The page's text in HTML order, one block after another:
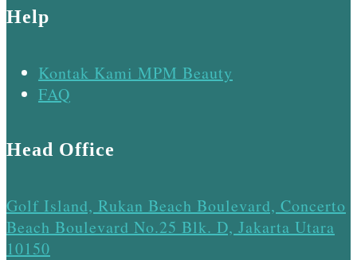
Help
Kontak Kami MPM Beauty
FAQ
Head Office
Golf Island, Rukan Beach Boulevard, Concerto
Beach Boulevard No.25 Blk. D, Jakarta Utara
10150